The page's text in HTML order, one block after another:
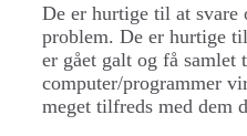
De er hurtige til at svare
problem. De er hurtige
er gået galt og få samlet
computer/programmer
meget tilfreds med dem